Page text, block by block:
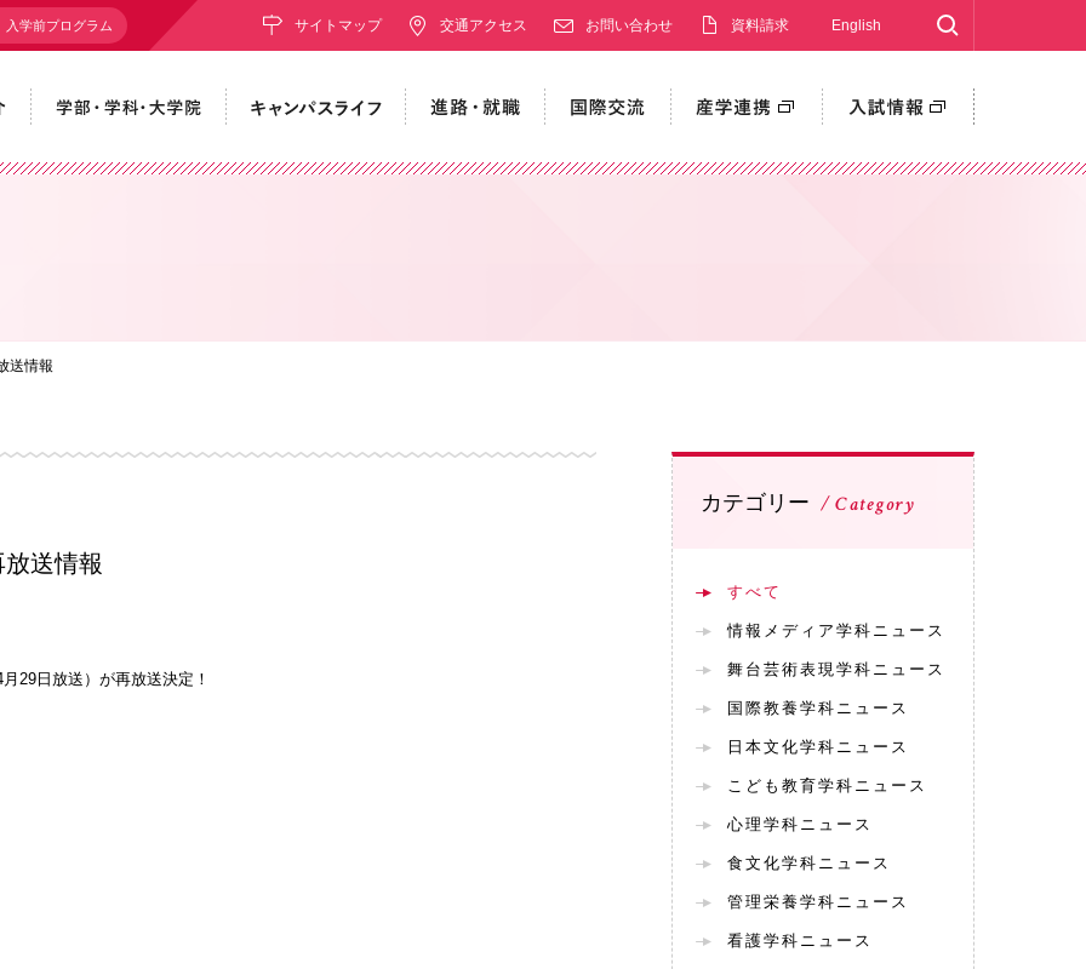
入学前プログラム サイトマップ 交通アクセス お問い合わせ 資料請求 English
送情報
送情報
29日放送）が再放送決定！
カテゴリー Category
すべて
情報メディア学科ニュース
舞台芸術表現学科ニュース
国際教養学科ニュース
日本文化学科ニュース
こども教育学科ニュース
心理学科ニュース
食文化学科ニュース
管理栄養学科ニュース
看護学科ニュース